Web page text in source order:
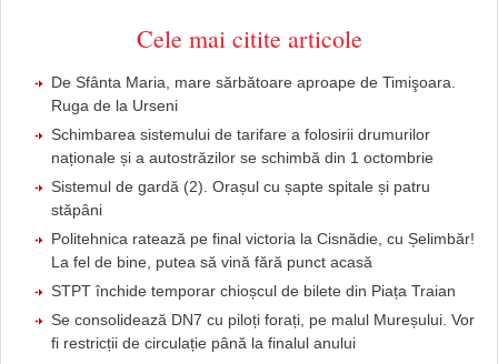
Cele mai citite articole
De Sfânta Maria, mare sărbătoare aproape de Timişoara.
Ruga de la Urseni
Schimbarea sistemului de tarifare a folosirii drumurilor
naționale și a autostrăzilor se schimbă din 1 octombrie
Sistemul de gardă (2). Orașul cu șapte spitale și patru
stăpâni
Politehnica ratează pe final victoria la Cisnădie, cu Șelimbăr!
La fel de bine, putea să vină fără punct acasă
STPT închide temporar chioșcul de bilete din Piața Traian
Se consolidează DN7 cu piloți forați, pe malul Mureșului. Vor
fi restricții de circulație până la finalul anului